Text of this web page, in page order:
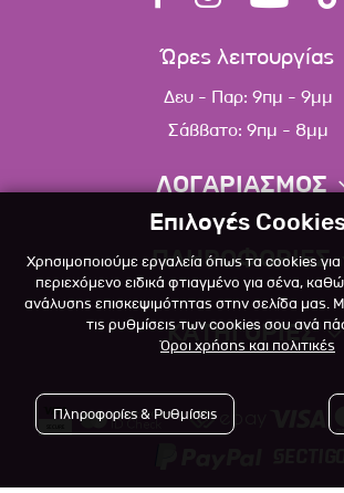
Ώρες λειτουργίας
Δευ - Παρ: 9πμ - 9μμ
Σάββατο: 9πμ - 8μμ
ΛΟΓΑΡΙΑΣΜΟΣ
Πληροφορίες
Λίστα αγαπημένων
Πολιτική
ΠΛΗΡΟΦΟΡΙΕΣ
Σχετικά
Επικοινωνία
Blog
Όροι Χρήσης
ΚΑΤΗΓΟΡΙΕΣ
Επιλογές
Χρησιμοποιούμε εργαλεία όπως τα cookies
περιεχόμενο ειδικά φτιαγμένο για σένα,
ανάλυσης επισκεψιμότητας στην σελίδα μας.
τις ρυθμίσεις των cookies σου ανά
Όροι χρήσης και πολιτικές
Πληροφορίες & Ρυθμίσεις